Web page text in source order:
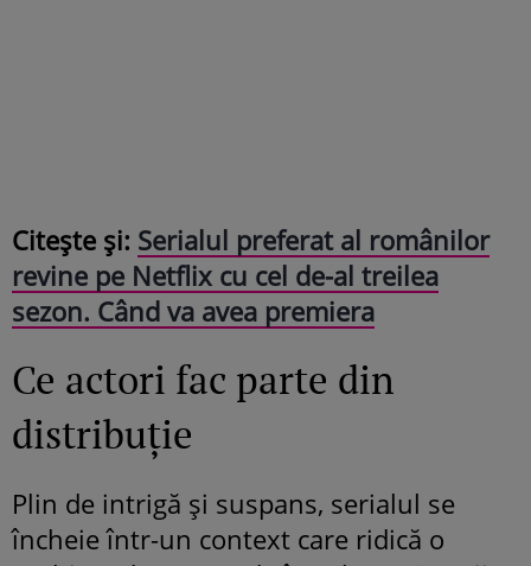
Citește și: Serialul preferat al românilor
revine pe Netflix cu cel de-al treilea
sezon. Când va avea premiera
Ce actori fac parte din
distribuție
Plin de intrigă și suspans, serialul se
încheie într-un context care ridică o